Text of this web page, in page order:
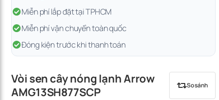
Miễn phí lắp đặt tại TPHCM
Miễn phí vận chuyển toàn quốc
Đóng kiện trước khi thanh toán
Vòi sen cây nóng lạnh Arrow
AMG13SH877SCP
So sánh